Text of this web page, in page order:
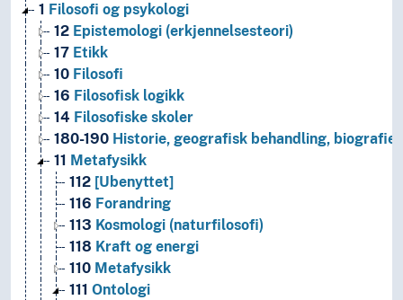
1 Filosofi og psykologi
12 Epistemologi (erkjennelsesteori)
17 Etikk
10 Filosofi
16 Filosofisk logikk
14 Filosofiske skoler
180-190 Historie, geografisk behandling, biografier
11 Metafysikk
112 [Ubenyttet]
116 Forandring
113 Kosmologi (naturfilosofi)
118 Kraft og energi
110 Metafysikk
111 Ontologi